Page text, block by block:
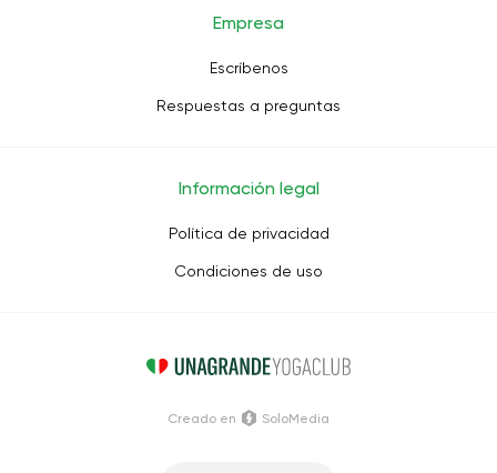
Empresa
Escríbenos
Respuestas a preguntas
Información legal
Política de privacidad
Condiciones de uso
Creado en SoloMedia